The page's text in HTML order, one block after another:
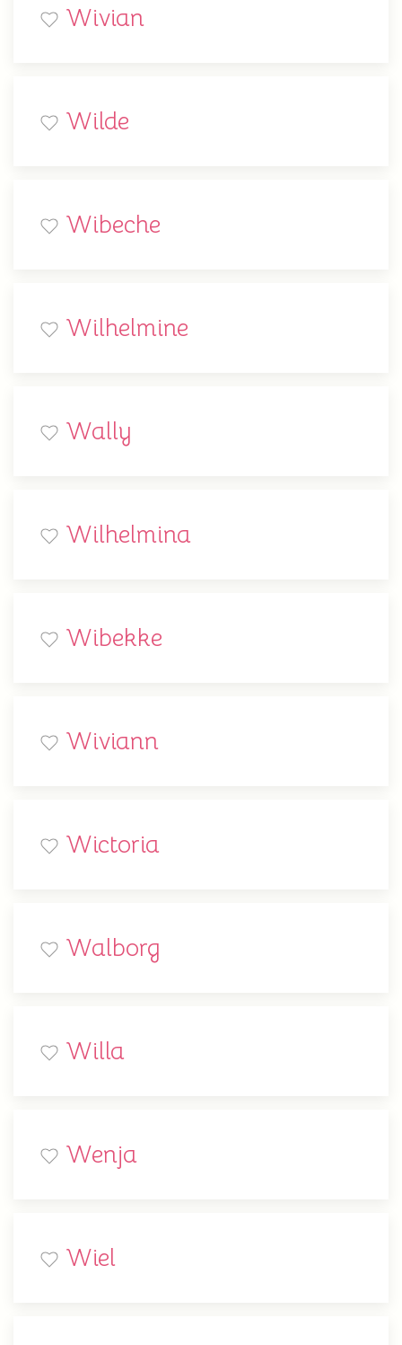
Wivian
Wilde
Wibeche
Wilhelmine
Wally
Wilhelmina
Wibekke
Wiviann
Wictoria
Walborg
Willa
Wenja
Wiel